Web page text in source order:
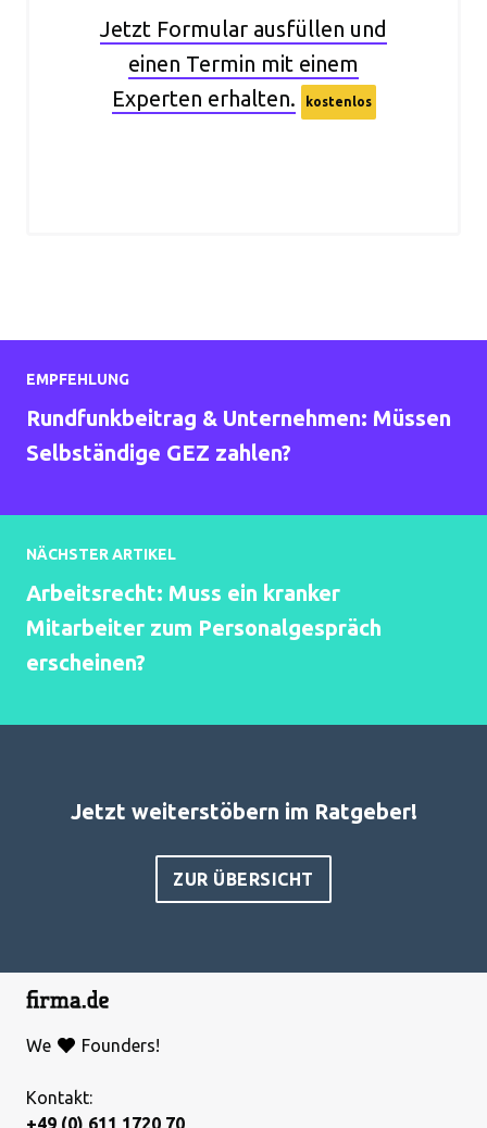
Jetzt Formular ausfüllen und
einen Termin mit einem
Experten erhalten.
kostenlos
EMPFEHLUNG
Rundfunkbeitrag & Unternehmen: Müssen
Selbständige GEZ zahlen?
NÄCHSTER ARTIKEL
Arbeitsrecht: Muss ein kranker
Mitarbeiter zum Personalgespräch
erscheinen?
Jetzt weiterstöbern im Ratgeber!
ZUR ÜBERSICHT
We Founders!
Kontakt:
+49 (0) 611 1720 70